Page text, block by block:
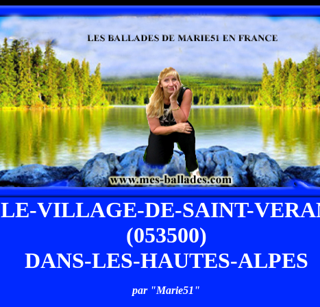
LE-VILLAGE-DE-SAINT-
(053500)
DANS-LES-HAUTES-ALPES
par "Marie51"